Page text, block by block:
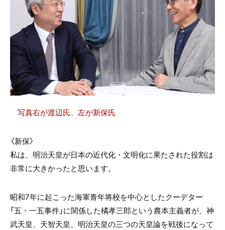
写真右が渡辺氏、左が新保氏
〈新保〉
私は、明治天皇が日本の近代化・文明化に果たされた役割は
非常に大きかったと思います。
昭和7年に起こった海軍青年将校を中心としたクーデター
「五・一五事件」に関係した橘孝三郎という農本主義者が、神
武天皇、天智天皇、明治天皇の三つの天皇論を戦後になって